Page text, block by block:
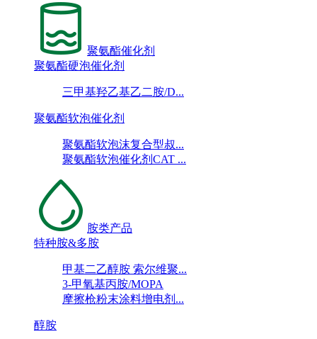
聚氨酯催化剂
聚氨酯硬泡催化剂
三甲基羟乙基乙二胺/D...
聚氨酯软泡催化剂
聚氨酯软泡沫复合型叔...
聚氨酯软泡催化剂CAT ...
胺类产品
特种胺&多胺
甲基二乙醇胺 索尔维聚...
3-甲氧基丙胺/MOPA
摩擦枪粉末涂料增电剂...
醇胺